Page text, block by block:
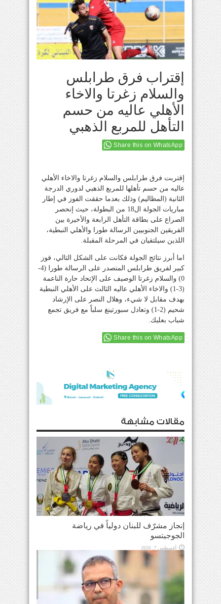
إقتراب فرق طرابلس
والسلام زغرتا والاخاء
الأهلي عاليه من حسم
التأهل للمربع الذهبي
Share this on WhatsApp
إقتربت فرق طرابلس والسلام زغرتا والاخاء الأهلي
عاليه من حسم تأهلها للمربع الذهبي لدوري الدرجة
الثانية (المظاليم) وذلك بعدما حققت الفوز في إطار
مباريات الجولة ال18 من البطولة، حيث إنحصر
الصراع على بطاقة التأهل الرابعة والأخيرة بين
الفريقين الجنوبيين الرسالة طورا والأهلي النبطية،
اللذين سيلتقيان في المرحلة المقبلة.
اما أبرز نتائج الجولة فكانت على الشكل التالي، فوز
كبير لفريق طرابلس المتصدر على الرسالة طورا (4-
0) والسلام زغرتا الوصيف على الإتحاد حارة الناعمة
(3-1) والاخاء الأهلي عاليه الثالث على الأهلي النبطية
بهدف مقابل لا شيء، وهلال النصر على الإرشاد
شحيم (2-1) وتعادل سبورتينغ سلباً مع فريق تجمع
شباب بعلبك.
Share this on WhatsApp
مقالات مشابهة
إنجاز مشرّف للبنان دولياً في رياضة
الجوجيتسو
أغسطس 7, 2026